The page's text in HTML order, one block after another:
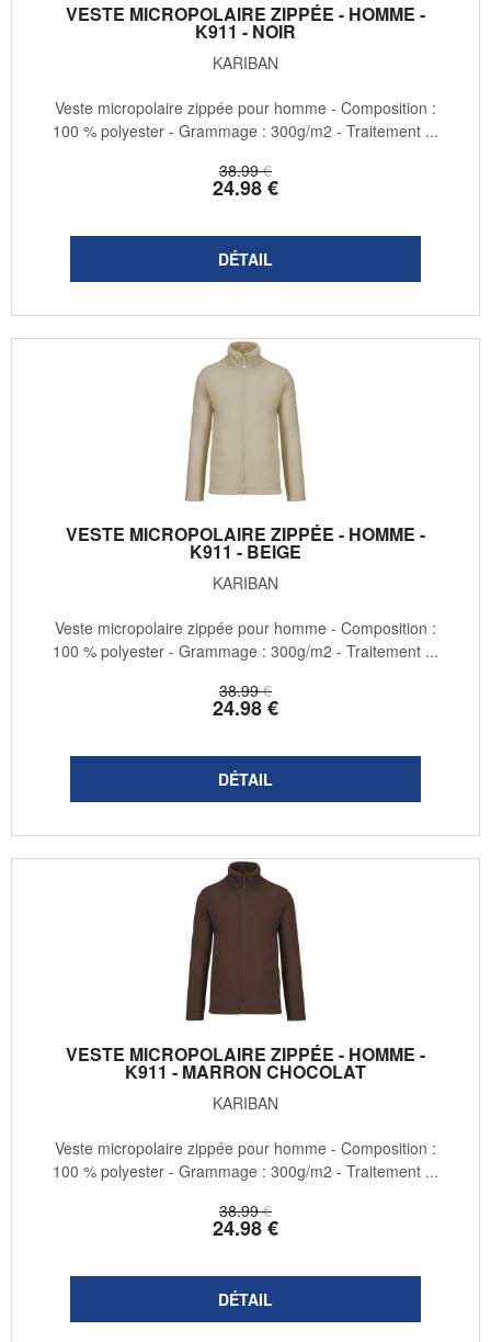
VESTE MICROPOLAIRE ZIPPÉE - HOMME -
K911 - NOIR
KARIBAN
38.99 €
24.98€
Veste micropolaire zippée pour homme - Composition :
100 % polyester - Grammage : 300g/m2 - Traitement ...
VESTE MICROPOLAIRE ZIPPÉE - HOMME -
K911 - BEIGE
KARIBAN
38.99 €
24.98€
Veste micropolaire zippée pour homme - Composition :
100 % polyester - Grammage : 300g/m2 - Traitement ...
VESTE MICROPOLAIRE ZIPPÉE - HOMME -
K911 - MARRON CHOCOLAT
KARIBAN
38.99 €
24.98€
Veste micropolaire zippée pour homme - Composition :
100 % polyester - Grammage : 300g/m2 - Traitement ...